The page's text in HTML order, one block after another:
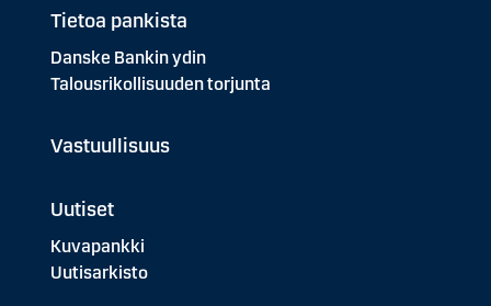
Tietoa pankista
Danske Bankin ydin
Talousrikollisuuden torjunta
Vastuullisuus
Uutiset
Kuvapankki
Uutisarkisto